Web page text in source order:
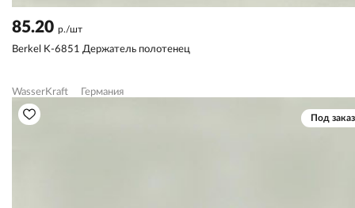
85.20 р./шт
Berkel K-6851 Держатель полотенец
WasserKraft Германия
Под заказ